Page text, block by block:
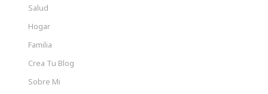
Salud
Hogar
Familia
Crea Tu Blog
Sobre Mi